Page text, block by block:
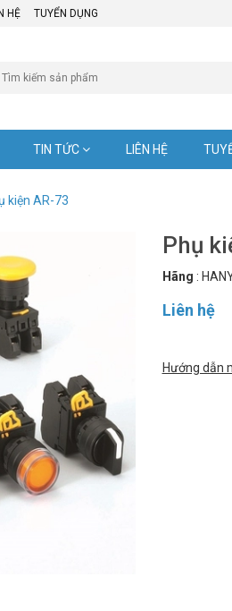
HỆ TUYỂN DỤNG
TIN TỨC LIÊN HỆ
kiện AR-73
Phụ
Hãng :
Liên hệ
Hướng dẫn